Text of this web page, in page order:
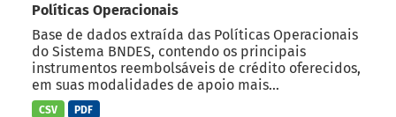
Políticas Operacionais
Base de dados extraída das Políticas Operacionais
do Sistema BNDES, contendo os principais
instrumentos reembolsáveis de crédito oferecidos,
em suas modalidades de apoio mais...
CSV PDF